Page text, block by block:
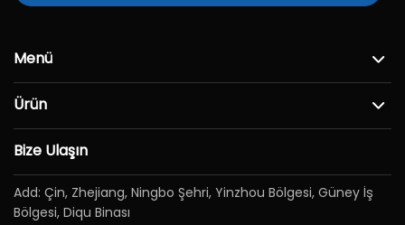
Menü
Ürün
Bize Ulaşın
Add: Çin, Zhejiang, Ningbo Şehri, Yinzhou Bölgesi, Güney İş
Bölgesi, Diqu Binası